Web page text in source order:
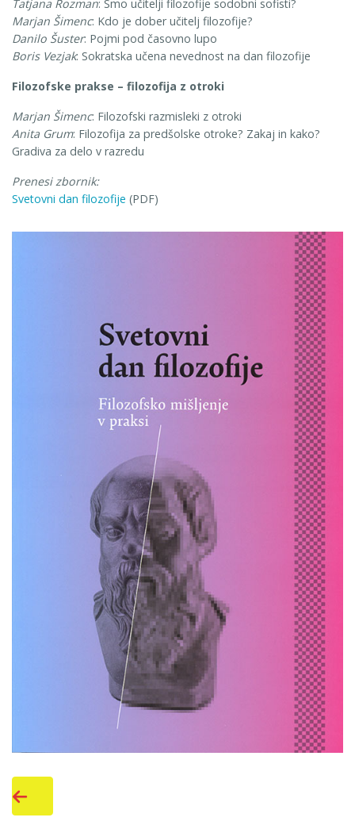
Tatjana Rozman: Smo učitelji filozofije sodobni sofisti?
Marjan Šimenc: Kdo je dober učitelj filozofije?
Danilo Šuster: Pojmi pod časovno lupo
Boris Vezjak: Sokratska učena nevednost na dan filozofije
Filozofske prakse – filozofija z otroki
Marjan Šimenc: Filozofski razmisleki z otroki
Anita Grum: Filozofija za predšolske otroke? Zakaj in kako?
Gradiva za delo v razredu
Prenesi zbornik:
Svetovni dan filozofije (PDF)